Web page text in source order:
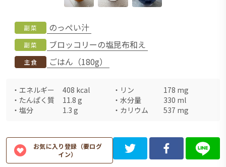
副菜 のっぺい汁
副菜 ブロッコリーの塩昆布和え
主食 ごはん（180g）
・ エネルギー 408 kcal ・ リン 178 mg
・ たんぱく質 11.8 g ・ 水分量 330 ml
・ 塩分 1.3 g ・ カリウム 537 mg
お気に入り登録（要ログ
イン）